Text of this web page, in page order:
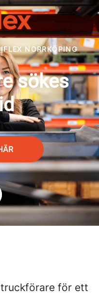
NORRKÖPING
sökes
för ett